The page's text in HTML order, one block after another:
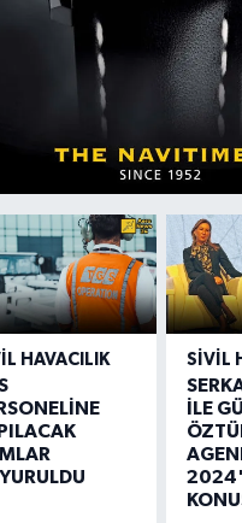
HAVACILIK SIVIL
İLE